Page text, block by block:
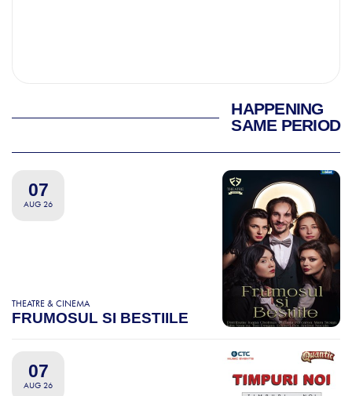
HAPPENING
SAME PERIOD
07
AUG 26
THEATRE & CINEMA
FRUMOSUL SI BESTIILE
07
AUG 26